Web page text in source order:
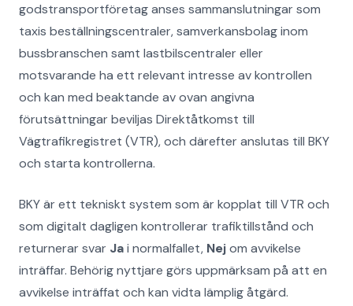
godstransportföretag anses sammanslutningar som
taxis beställningscentraler, samverkansbolag inom
bussbranschen samt lastbilscentraler eller
motsvarande ha ett relevant intresse av kontrollen
och kan med beaktande av ovan angivna
förutsättningar beviljas Direktåtkomst till
Vägtrafikregistret (VTR), och därefter anslutas till BKY
och starta kontrollerna.
BKY är ett tekniskt system som är kopplat till VTR och
som digitalt dagligen kontrollerar trafiktillstånd och
returnerar svar Jai normalfallet, Nejom avvikelse
inträffar. Behörig nyttjare görs uppmärksam på att en
avvikelse inträffat och kan vidta lämplig åtgärd.